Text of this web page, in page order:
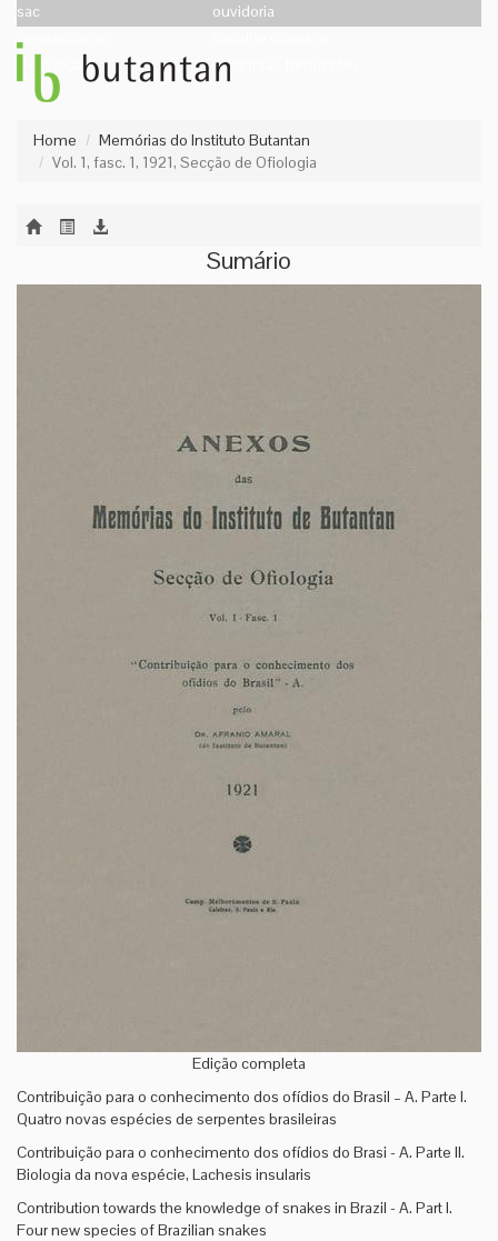
sac
ouvidoria
comunicação
localização
perguntas frequentes
Home
Memórias do Instituto Butantan
Vol. 1, fasc. 1, 1921, Secção de Ofiologia
Sumário
Edição completa
Contribuição para o conhecimento dos ofídios do Brasil – A. Parte I.
Quatro novas espécies de serpentes brasileiras
Contribuição para o conhecimento dos ofídios do Brasi - A. Parte II.
Biologia da nova espécie, Lachesis insularis
Contribution towards the knowledge of snakes in Brazil - A. Part I.
Four new species of Brazilian snakes